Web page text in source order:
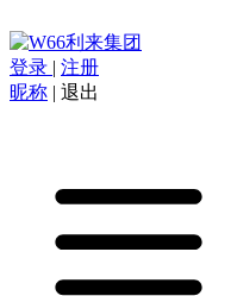
登录 | 注册
昵称 | 退出